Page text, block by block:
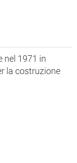
nel 1971 in
la costruzione